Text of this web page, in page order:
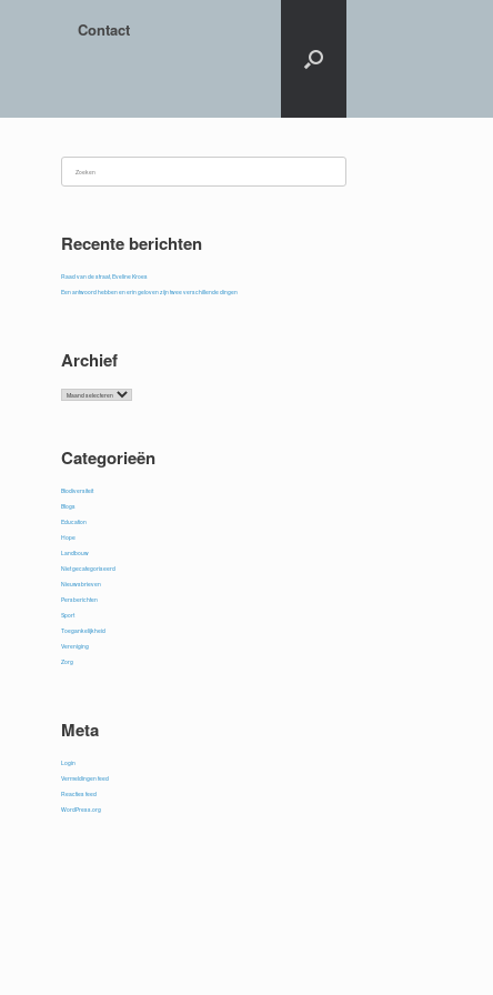
Contact
Zoeken
Recente berichten
Raad van de straat, Eveline Kroes
Een antwoord hebben en erin geloven zijn twee verschillende dingen
Archief
Categorieën
Biodiversiteit
Blogs
Education
Hope
Landbouw
Niet gecategoriseerd
Nieuwsbrieven
Persberichten
Sport
Toegankelijkheid
Vereniging
Zorg
Meta
Login
Vermeldingen feed
Reacties feed
WordPress.org